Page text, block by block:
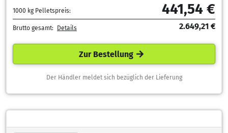
1000 kg Pelletspreis: 441,54 €
Brutto gesamt: Details 2.649,21 €
Zur Bestellung
Der Händler meldet sich bezüglich der Lieferung